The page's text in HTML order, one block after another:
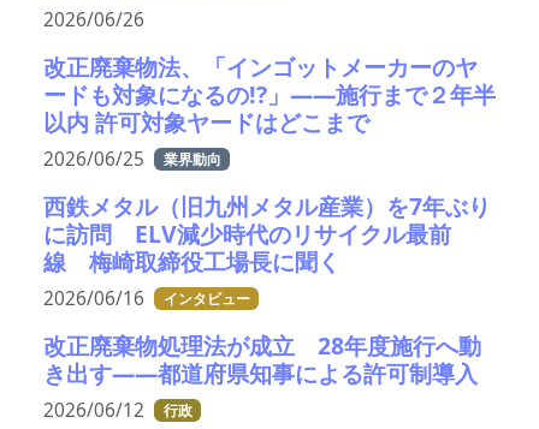
2026/06/26
改正廃棄物法、「インゴットメーカーのヤ
ードも対象になるの!?」――施行まで２年半
以内 許可対象ヤードはどこまで
2026/06/25 業界動向
西鉄メタル（旧九州メタル産業）を7年ぶり
に訪問 ELV減少時代のリサイクル最前
線 梅崎取締役工場長に聞く
2026/06/16 インタビュー
改正廃棄物処理法が成立 28年度施行へ動
き出す――都道府県知事による許可制導入
2026/06/12 行政